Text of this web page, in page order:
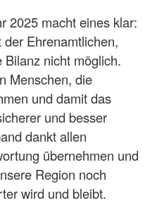
2025 macht eines klar:
Ehrenamtlichen,
nicht möglich.
Menschen, die
und damit das
und besser
dankt allen
übernehmen und
Region noch
wird und bleibt.